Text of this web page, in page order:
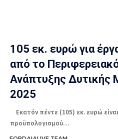
105 εκ. ευρώ για
από το
Ανάπτυξης Δυτικής
2025
Εκατόν πέντε (105) εκ. ευρώ
προϋπολογισμού…